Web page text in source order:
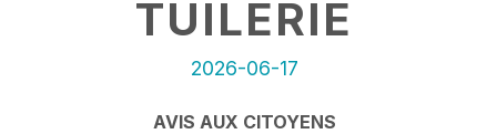
TUILERIE
2026-06-17
AVIS AUX CITOYENS